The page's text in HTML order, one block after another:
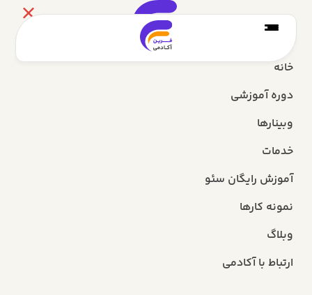
خانه
دوره آموزشی
وبینارها
خدمات
آموزش رایگان سئو
نمونه کارها
وبلاگ
ارتباط با آکادمی